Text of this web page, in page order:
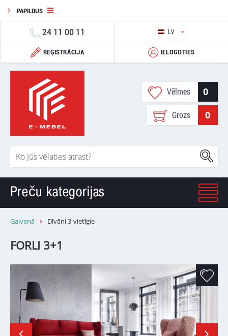
PAPILDUS
24 11 00 11 LV
REĢISTRĀCIJA IELOGOTIES
Vēlmes 0
Grozs 0
Preču kategorijas
Galvenā Dīvāni 3-vietīgie
FORLI 3+1